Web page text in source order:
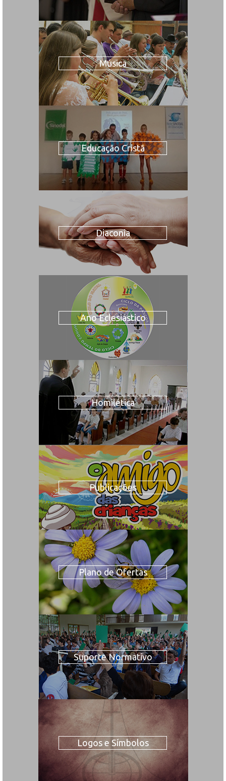
Música
Educação Cristã
Diaconia
Ano Eclesiástico
Homilética
Publicações
Plano de Ofertas
Suporte Normativo
Logos e Símbolos